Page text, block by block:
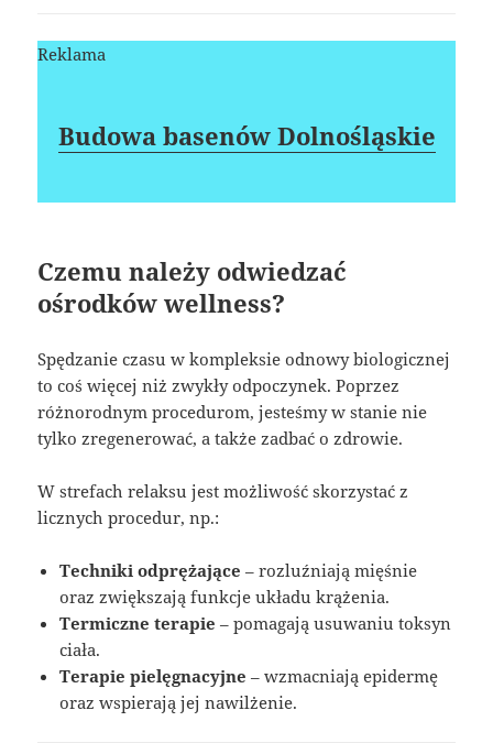
Reklama
Budowa basenów Dolnośląskie
Czemu należy odwiedzać
ośrodków wellness?
Spędzanie czasu w kompleksie odnowy biologicznej
to coś więcej niż zwykły odpoczynek. Poprzez
różnorodnym procedurom, jesteśmy w stanie nie
tylko zregenerować, a także zadbać o zdrowie.
W strefach relaksu jest możliwość skorzystać z
licznych procedur, np.:
Techniki odprężające – rozluźniają mięśnie
oraz zwiększają funkcje układu krążenia.
Termiczne terapie – pomagają usuwaniu toksyn
ciała.
Terapie pielęgnacyjne – wzmacniają epidermę
oraz wspierają jej nawilżenie.